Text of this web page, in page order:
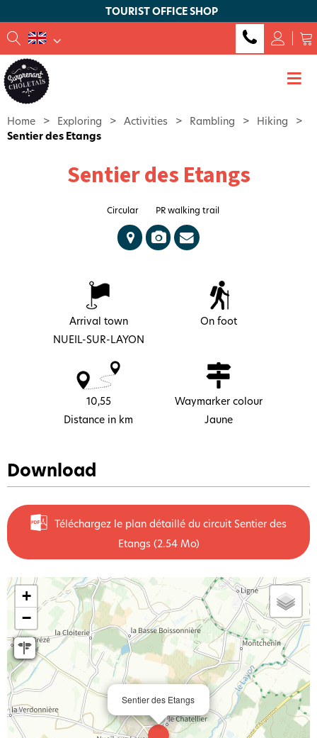
TOURIST OFFICE SHOP
Home > Exploring > Activities > Rambling > Hiking
>
Sentier des Etangs
Sentier des Etangs
Circular PR walking trail
Arrival town
NUEIL-SUR-LAYON
On foot
10,55
Distance in km
Waymarker colour
Jaune
Download
Téléchargez le plan détaillé du circuit Sentier des
Etangs (2.54 Mo)
Sentier des Etangs
+
−